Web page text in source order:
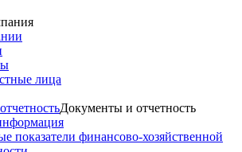
лица
Документы и отчетность
показатели финансово-хозяйственной